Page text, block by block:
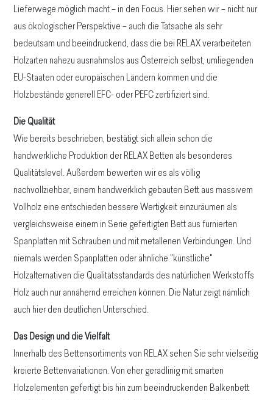
Lieferwege möglich macht – in den Focus. Hier sehen wir – nicht nur
aus ökologischer Perspektive – auch die Tatsache als sehr
bedeutsam und beeindruckend, dass die bei RELAX verarbeiteten
Holzarten nahezu ausnahmslos aus Österreich selbst, umliegenden
EU-Staaten oder europäischen Ländern kommen und die
Holzbestände generell EFC- oder PEFC zertifiziert sind.
Die Qualität
Wie bereits beschrieben, bestätigt sich allein schon die
handwerkliche Produktion der RELAX Betten als besonderes
Qualitätslevel. Außerdem bewerten wir es als völlig
nachvollziehbar, einem handwerklich gebauten Bett aus massivem
Vollholz eine entschieden bessere Wertigkeit einzuräumen als
vergleichsweise einem in Serie gefertigten Bett aus furnierten
Spanplatten mit Schrauben und mit metallenen Verbindungen. Und
niemals werden Spanplatten oder ähnliche "künstliche"
Holzalternativen die Qualitätsstandards des natürlichen Werkstoffs
Holz auch nur annähernd erreichen können. Die Natur zeigt nämlich
auch hier den deutlichen Unterschied.
Das Design und die Vielfalt
Innerhalb des Bettensortiments von RELAX sehen Sie sehr vielseitig
kreierte Bettenvariationen. Von eher geradlinig mit smarten
Holzelementen gefertigt bis hin zum beeindruckenden Balkenbett